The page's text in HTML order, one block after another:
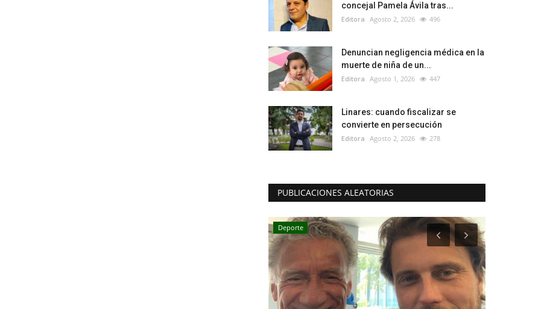
concejal Pamela Ávila tras...
Editora Agosto 2, 2026 496
Denuncian negligencia médica en la
muerte de niña de un...
Editora Agosto 1, 2026 447
Linares: cuando fiscalizar se
convierte en persecución
Editora Agosto 2, 2026 278
PUBLICACIONES ALEATORIAS
Deporte